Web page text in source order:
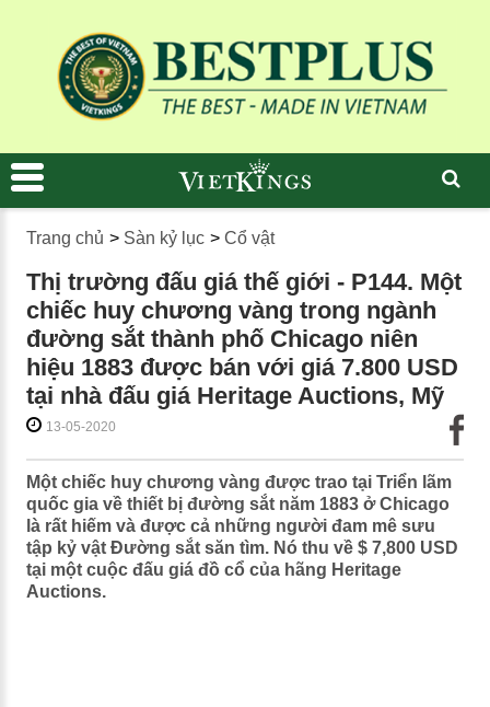
Trang chủ > Sàn kỷ lục > Cổ vật
Thị trường đấu giá thế giới - P144. Một
chiếc huy chương vàng trong ngành
đường sắt thành phố Chicago niên
hiệu 1883 được bán với giá 7.800 USD
tại nhà đấu giá Heritage Auctions, Mỹ
13-05-2020
Một chiếc huy chương vàng được trao tại Triển lãm
quốc gia về thiết bị đường sắt năm 1883 ở Chicago
là rất hiếm và được cả những người đam mê sưu
tập kỷ vật Đường sắt săn tìm. Nó thu về $ 7,800 USD
tại một cuộc đấu giá đồ cổ của hãng Heritage
Auctions.